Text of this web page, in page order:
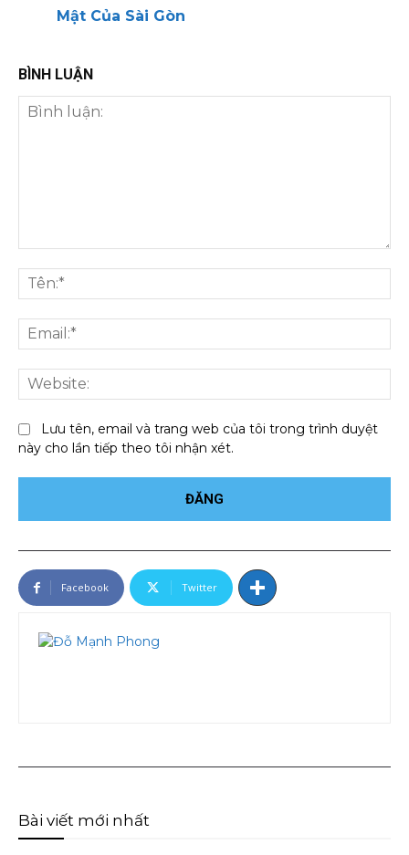
Mật Của Sài Gòn
BÌNH LUẬN
luận:
Lưu tên, email và trang web của tôi trong trình duyệt
này cho lần tiếp theo tôi nhận xét.
Facebook Twitter
Bài viết mới nhất